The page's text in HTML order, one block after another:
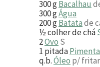
300gBacalhau
300gÁgua
200gBatatade
½colher de chá
2Ovo S
1 pitadaPimenta
q.b.Óleo p/ fritar